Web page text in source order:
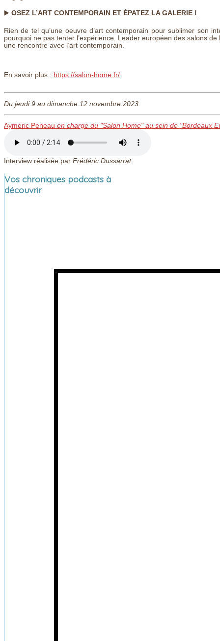
▶️ OSEZ L’ART CONTEMPORAIN ET ÉPATEZ LA GALERIE !
Rien de tel qu’une oeuvre d’art contemporain pour sublimer son
pourquoi ne pas tenter l’expérience. Leader européen des salons
une rencontre avec l’art contemporain.
En savoir plus : https://salon-home.fr/
Du jeudi 9 au dimanche 12 novembre 2023.
Aymeric Peneau en charge du "Salon Home" au sein de "Bordeaux
Interview réalisée par Frédéric Dussarrat
Vos chroniques podcasts à
découvrir